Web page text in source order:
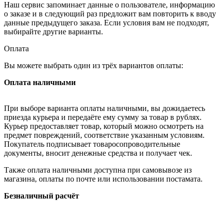
Наш сервис запоминает данные о пользователе, информацию
о заказе и в следующий раз предложит вам повторить к вводу
данные предыдущего заказа. Если условия вам не подходят,
выбирайте другие варианты.
Оплата
Вы можете выбрать один из трёх вариантов оплаты:
Оплата наличными
При выборе варианта оплаты наличными, вы дожидаетесь
приезда курьера и передаёте ему сумму за товар в рублях.
Курьер предоставляет товар, который можно осмотреть на
предмет повреждений, соответствие указанным условиям.
Покупатель подписывает товаросопроводительные
документы, вносит денежные средства и получает чек.
Также оплата наличными доступна при самовывозе из
магазина, оплаты по почте или использовании постамата.
Безналичный расчёт